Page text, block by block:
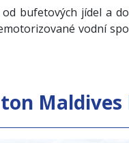
bufetových jídel a
vodní
Maldives